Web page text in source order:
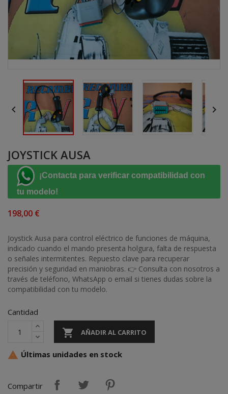
 
JOYSTICK AUSA
¡Contacta para verificar compatibilidad con
tu modelo!
198,00 €
Joystick Ausa para control eléctrico de funciones de máquina,
indicado cuando el mando presenta holgura, falta de respuesta
o señales intermitentes. Repuesto clave para recuperar
precisión y seguridad en maniobras. 👉 Consulta con nosotros a
través de teléfono, WhatsApp o email si tienes dudas sobre la
compatibilidad con tu modelo.
Cantidad
 AÑADIR AL CARRITO
 Últimas unidades en stock
Compartir